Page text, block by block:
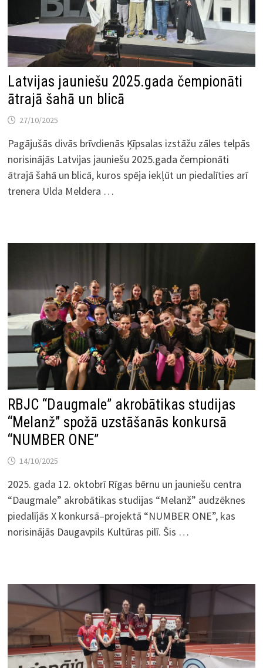
Latvijas jauniešu 2025.gada čempionāti
ātrajā šahā un blicā
27/10/2025
Pagājušās divās brīvdienās Ķīpsalas izstāžu zāles telpās
norisinājās Latvijas jauniešu 2025.gada čempionāti
ātrajā šahā un blicā, kuros spēja iekļūt un piedalīties arī
trenera Ulda Meldera …
RBJC “Daugmale” akrobātikas studijas
“Melanž” spožā uzstāšanās konkursā
“NUMBER ONE”
14/10/2025
2025. gada 12. oktobrī Rīgas bērnu un jauniešu centra
“Daugmale” akrobātikas studijas “Melanž” audzēknes
piedalījās X konkursā–projektā “NUMBER ONE”, kas
norisinājās Daugavpils Kultūras pilī. Šis …